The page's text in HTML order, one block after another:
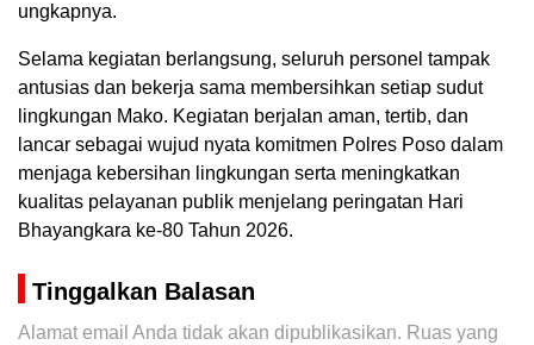
ungkapnya.
Selama kegiatan berlangsung, seluruh personel tampak
antusias dan bekerja sama membersihkan setiap sudut
lingkungan Mako. Kegiatan berjalan aman, tertib, dan
lancar sebagai wujud nyata komitmen Polres Poso dalam
menjaga kebersihan lingkungan serta meningkatkan
kualitas pelayanan publik menjelang peringatan Hari
Bhayangkara ke-80 Tahun 2026.
Tinggalkan Balasan
Alamat email Anda tidak akan dipublikasikan. Ruas yang